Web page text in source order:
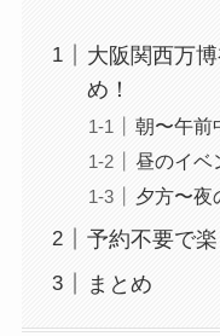
大阪関西万
め！
朝〜午前
昼のイベ
夕方〜夜
予約不要で
まとめ